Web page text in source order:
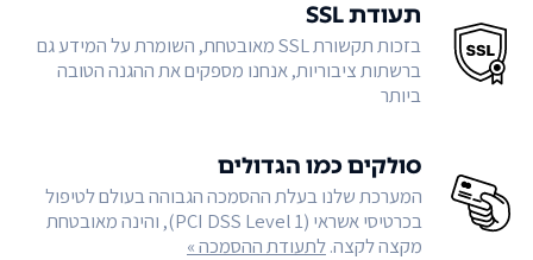
תעודת SSL
בזכות תקשורת SSL מאובטחת, השומרת על המידע גם
ברשתות ציבוריות, אנחנו מספקים את ההגנה הטובה
ביותר
סולקים כמו הגדולים
המערכת שלנו בעלת ההסמכה הגבוהה בעולם לטיפול
בכרטיסי אשראי (PCI DSS Level 1), והינה מאובטחת
מקצה לקצה.לתעודת ההסמכה »